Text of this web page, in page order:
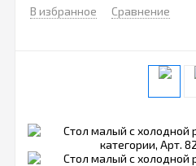
В избранное Сравнение